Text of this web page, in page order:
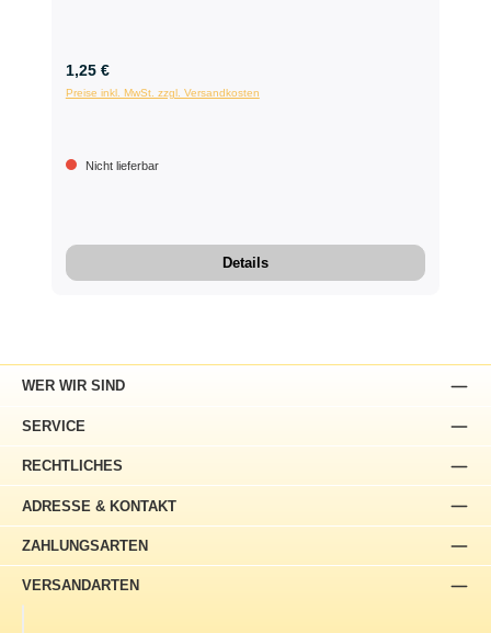
1,25 €
Preise inkl. MwSt. zzgl. Versandkosten
Nicht lieferbar
Details
ADRESSE & KONTAKT
WER WIR SIND
SERVICE
RECHTLICHES
ZAHLUNGSARTEN
VERSANDARTEN